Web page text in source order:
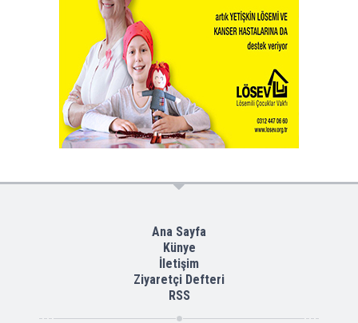
Ana Sayfa
Künye
İletişim
Ziyaretçi Defteri
RSS